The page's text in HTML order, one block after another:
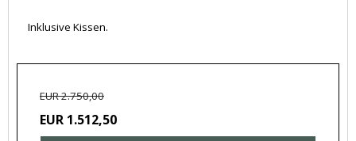
Inklusive Kissen.
EUR 2.750,00
EUR 1.512,50